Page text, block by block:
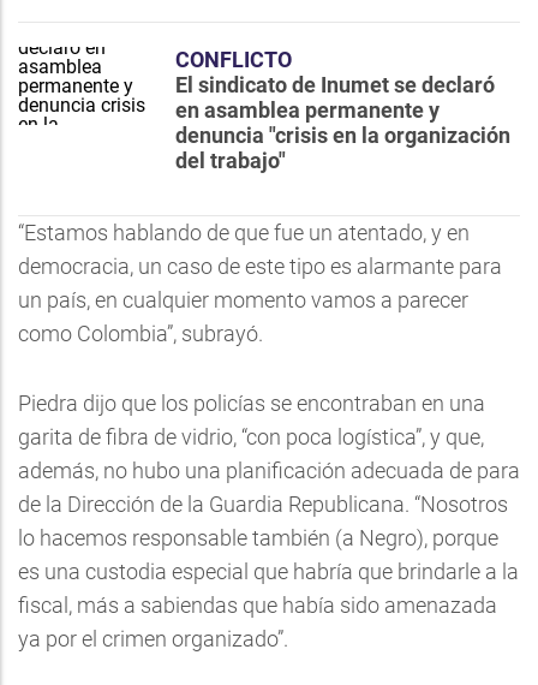
CONFLICTO
El sindicato de Inumet se declaró
en asamblea permanente y
denuncia "crisis en la organización
del trabajo"
“Estamos hablando de que fue un atentado, y en
democracia, un caso de este tipo es alarmante para
un país, en cualquier momento vamos a parecer
como Colombia”, subrayó.
Piedra dijo que los policías se encontraban en una
garita de fibra de vidrio, “con poca logística”, y que,
además, no hubo una planificación adecuada de para
de la Dirección de la Guardia Republicana. “Nosotros
lo hacemos responsable también (a Negro), porque
es una custodia especial que habría que brindarle a la
fiscal, más a sabiendas que había sido amenazada
ya por el crimen organizado”.